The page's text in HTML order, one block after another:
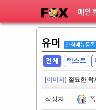
메인
유머 관심메뉴등록
전체 텍스트
[이미지] 절묘한 착
작성자